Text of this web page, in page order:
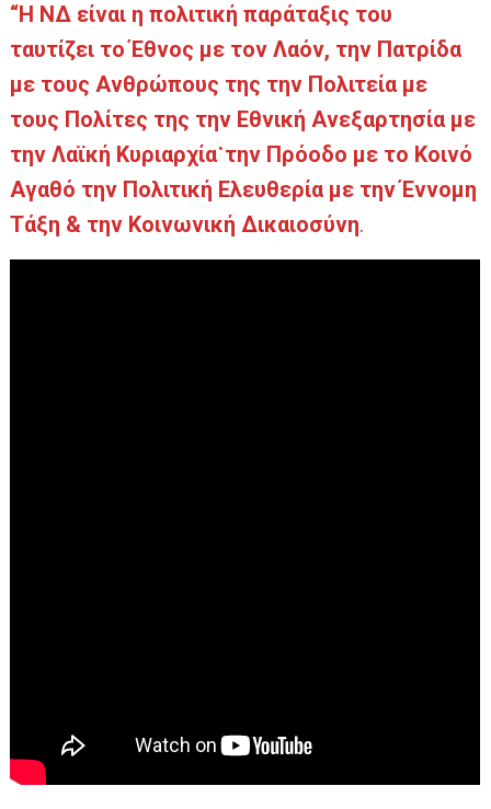
“Η ΝΔ είναι η πολιτική παράταξις του
ταυτίζει το Έθνος με τον Λαόν, την Πατρίδα
με τους Ανθρώπους της την Πολιτεία με
τους Πολίτες της την Εθνική Ανεξαρτησία με
την Λαϊκή Κυριαρχία˙την Πρόοδο με το Κοινό
Αγαθό την Πολιτική Ελευθερία με την Έννομη
Τάξη & την Κοινωνική Δικαιοσύνη.